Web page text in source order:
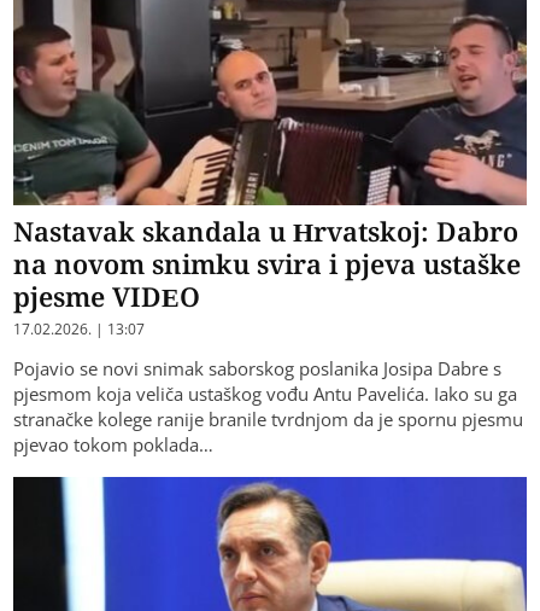
Nastavak skandala u Hrvatskoj: Dabro
na novom snimku svira i pjeva ustaške
pjesme VIDEO
17.02.2026. | 13:07
Pojavio se novi snimak saborskog poslanika Josipa Dabre s
pjesmom koja veliča ustaškog vođu Antu Pavelića. Iako su ga
stranačke kolege ranije branile tvrdnjom da je spornu pjesmu
pjevao tokom poklada…